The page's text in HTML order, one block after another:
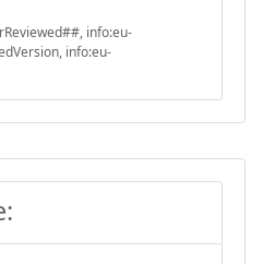
info:eu-
info:eu-